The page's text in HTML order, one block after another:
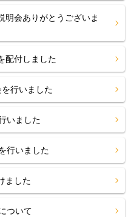
会ありがとうございま
配付しました
行いました
いました
行いました
ました
ついて